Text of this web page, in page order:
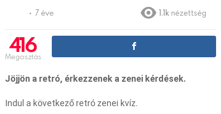
7 éve 1.1k nézettség
416
Megosztás
Jöjjön a retró, érkezzenek a zenei kérdések.
Indul a következő retró zenei kvíz.